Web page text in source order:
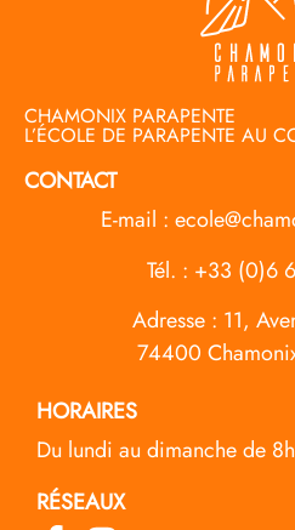
CHAMONIX PARAPENTE
L’ÉCOLE DE PARAPENTE AU
CONTACT
E-mail :
Tél. : +33 (0)6
Adresse : 11,
74400
HORAIRES
Du lundi au dimanche de
RÉSEAUX